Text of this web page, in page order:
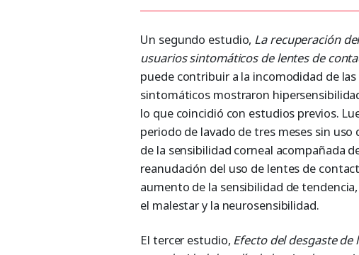
Un segundo estudio, La recuperación
usuarios sintomáticos de lentes de
puede contribuir a la incomodidad de
sintomáticos mostraron
lo que coincidió con estudios previos.
periodo de lavado de tres meses sin
de la sensibilidad corneal acompañada
reanudación del uso de lentes de
aumento de la sensibilidad de
el malestar y la neurosensibilidad.
El tercer estudio, Efecto del desgaste de